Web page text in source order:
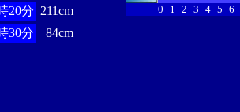
20分 211cm
30分
84cm
0 1 2 3 4 5 6